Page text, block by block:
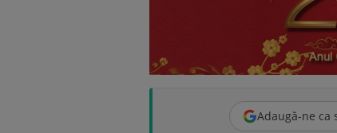
Adaugă-ne ca